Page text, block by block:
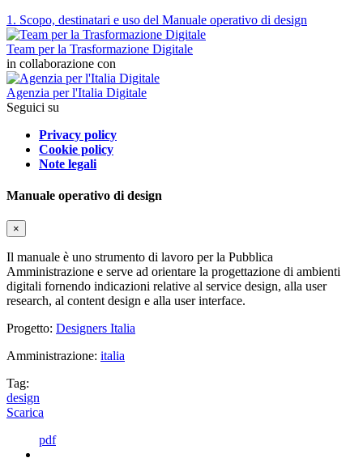
1. Scopo, destinatari e uso del Manuale operativo di design
Team per la Trasformazione Digitale
in collaborazione con
Agenzia per l'Italia Digitale
Seguici su
Privacy policy
Cookie policy
Note legali
Manuale operativo di design
×
Il manuale è uno strumento di lavoro per la Pubblica
Amministrazione e serve ad orientare la progettazione di ambienti
digitali fornendo indicazioni relative al service design, alla user
research, al content design e alla user interface.
Progetto: Designers Italia
Amministrazione: italia
Tag:
design
Scarica
pdf